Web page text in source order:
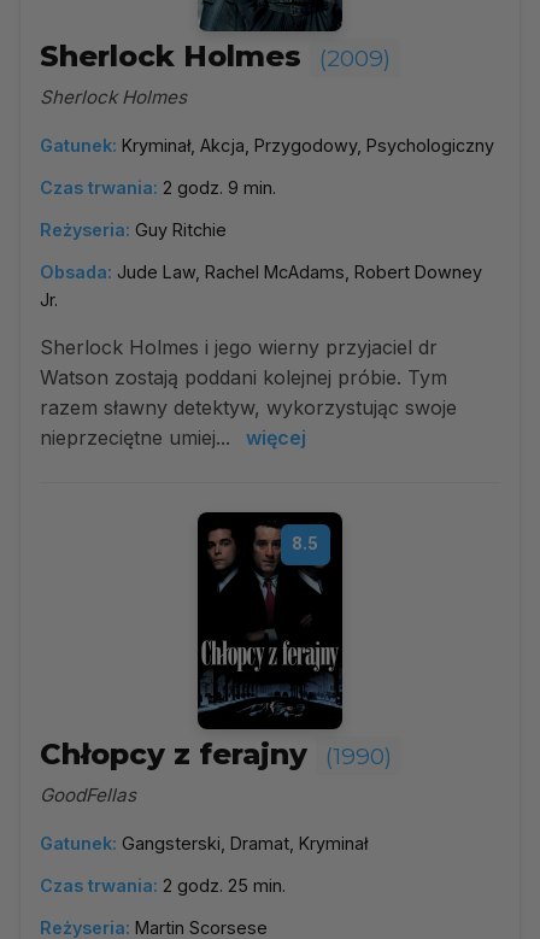
Sherlock Holmes (2009)
Sherlock Holmes
Gatunek: Kryminał, Akcja, Przygodowy, Psychologiczny
Czas trwania: 2 godz. 9 min.
Reżyseria: Guy Ritchie
Obsada: Jude Law, Rachel McAdams, Robert Downey
Jr.
Sherlock Holmes i jego wierny przyjaciel dr
Watson zostają poddani kolejnej próbie. Tym
razem sławny detektyw, wykorzystując swoje
nieprzeciętne umiej...
więcej
8.5
Chłopcy z ferajny (1990)
GoodFellas
Gatunek: Gangsterski, Dramat, Kryminał
Czas trwania: 2 godz. 25 min.
Reżyseria: Martin Scorsese